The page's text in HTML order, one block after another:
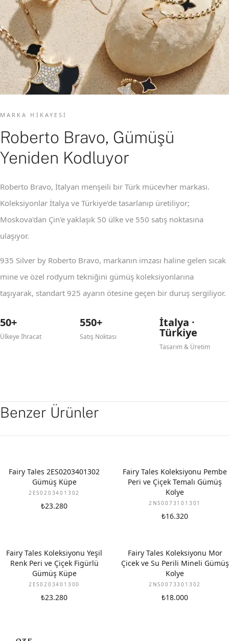
MARKA HIKAYESI
Roberto Bravo, Gümüşü
Yeniden Kodluyor
Roberto Bravo, İtalyan menşeili bir Türk mücevher markası.
Koleksiyonlar İtalya ve Türkiye'de tasarlanıp üretiliyor;
Moskova'dan Çin'e yaklaşık 50 ülke ve 550 satış noktasına
ulaşıyor.
935 Silver by Roberto Bravo, markanın imzası haline gelen sıcak
mine ve özel rodyum tekniğini gümüş koleksiyonlarına
taşıyarak, standart 925 ayarın ötesine geçen bir duruş sergiliyor.
50+
Ülkeye İhracat
550+
Satış Noktası
İtalya ·
Türkiye
Tasarım & Üretim
Benzer Ürünler
Fairy Tales 2ES0203401302
Gümüş Küpe
2ES0203401302
₺23.280
Fairy Tales Koleksiyonu Pembe
Peri ve Çiçek Temalı Gümüş
Kolye
2NS0073101301
₺16.320
Fairy Tales Koleksiyonu Yeşil
Renk Peri ve Çiçek Figürlü
Gümüş Küpe
2ES0203401300
₺23.280
Fairy Tales Koleksiyonu Mor
Çicek ve Su Perili Mineli Gümüş
Kolye
2NS0073301302
₺18.000